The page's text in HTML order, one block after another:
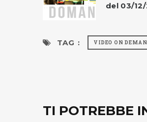
del 03/
TAG : VIDEO ON
TI POTREBBE